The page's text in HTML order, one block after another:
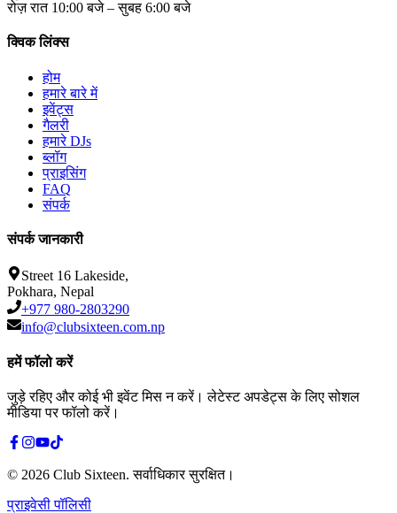
रोज़ रात 10:00 बजे – सुबह 6:00 बजे
क्विक लिंक्स
होम
हमारे बारे में
इवेंट्स
गैलरी
हमारे DJs
ब्लॉग
प्राइसिंग
FAQ
संपर्क
संपर्क जानकारी
Street 16 Lakeside,
Pokhara, Nepal
+977 980-2803290
info@clubsixteen.com.np
हमें फॉलो करें
जुड़े रहिए और कोई भी इवेंट मिस न करें। लेटेस्ट अपडेट्स के लिए सोशल
मीडिया पर फॉलो करें।
© 2026 Club Sixteen.सर्वाधिकार सुरक्षित।
प्राइवेसी पॉलिसी